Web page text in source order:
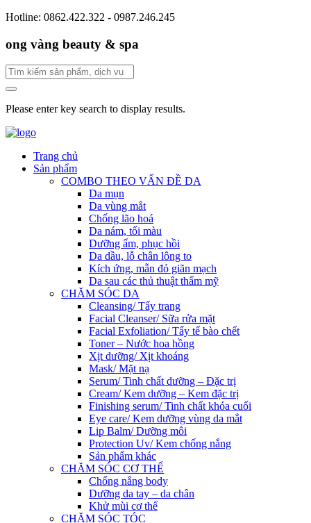
Hotline: 0862.422.322 - 0987.246.245
ong vàng beauty & spa
Please enter key search to display results.
Trang chủ
Sản phẩm
COMBO THEO VẤN ĐỀ DA
Da mụn
Da vùng mắt
Chống lão hoá
Da nám, tối màu
Dưỡng ẩm, phục hồi
Da dầu, lỗ chân lông to
Kích ứng, mẫn đỏ giãn mạch
Da sau các thủ thuật thẩm mỹ
CHĂM SÓC DA
Cleansing/ Tẩy trang
Facial Cleanser/ Sữa rửa mặt
Facial Exfoliation/ Tẩy tế bào chết
Toner – Nước hoa hồng
Xịt dưỡng/ Xịt khoáng
Mask/ Mặt nạ
Serum/ Tinh chất dưỡng – Đặc trị
Cream/ Kem dưỡng – Kem đặc trị
Finishing serum/ Tinh chất khóa cuối
Eye care/ Kem dưỡng vùng da mắt
Lip Balm/ Dưỡng môi
Protection Uv/ Kem chống nắng
Sản phẩm khác
CHĂM SÓC CƠ THỂ
Chống nắng body
Dưỡng da tay – da chân
Khử mùi cơ thể
CHĂM SÓC TÓC